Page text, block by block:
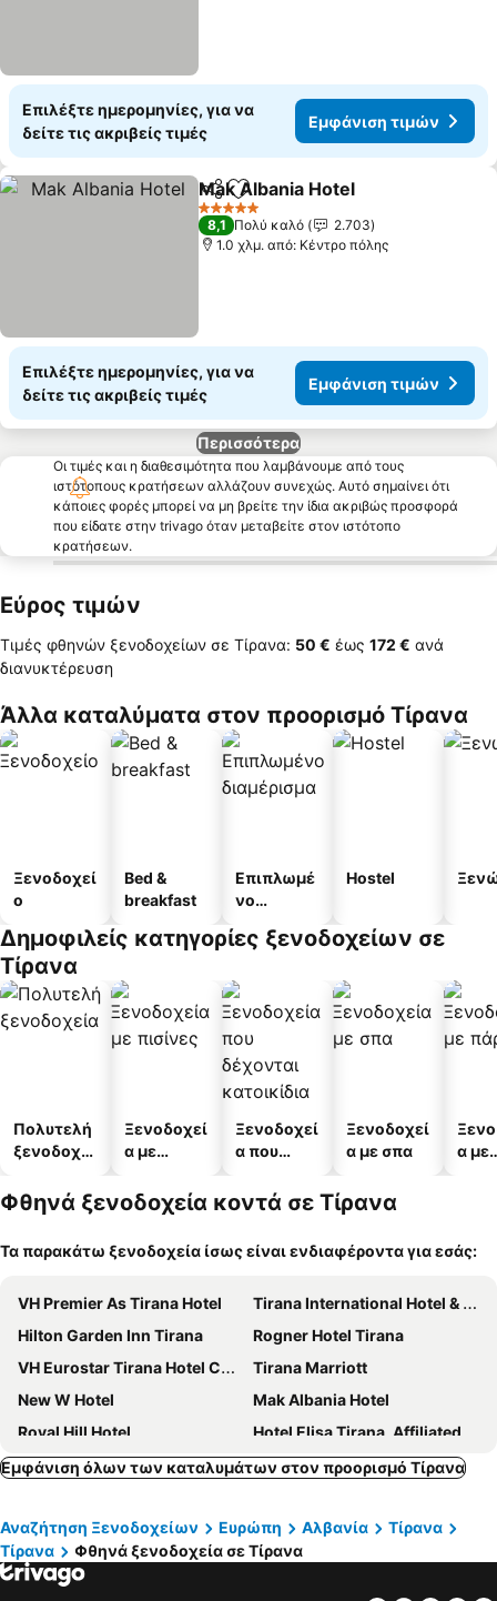
Επιλέξτε ημερομηνίες, για να
δείτε τις ακριβείς τιμές
Εμφάνιση τιμών
Κοινοποίηση
Προσθήκη στα αγαπημένα
Mak Albania Hotel
5 Αστέρια
8,1 Πολύ καλό
2.703
1.0 χλμ. από: Κέντρο πόλης
Επιλέξτε ημερομηνίες, για να
δείτε τις ακριβείς τιμές
Εμφάνιση τιμών
Περισσότερα
Οι τιμές και η διαθεσιμότητα που λαμβάνουμε από τους
ιστότοπους κρατήσεων αλλάζουν συνεχώς. Αυτό σημαίνει ότι
κάποιες φορές μπορεί να μη βρείτε την ίδια ακριβώς προσφορά
που είδατε στην trivago όταν μεταβείτε στον ιστότοπο
κρατήσεων.
Εύρος τιμών
Τιμές φθηνών ξενοδοχείων σε Τίρανα: ‎50 € έως ‎172 € ανά
διανυκτέρευση
Άλλα καταλύματα στον προορισμό Τίρανα
Ξενοδοχεί
ο
Bed &
breakfast
Επιπλωμέ
νο
α
Hostel
Δημοφιλείς κατηγορίες ξενοδοχείων σε
Τίρανα
Πολυτελή
ξενοδοχεί
Ξενοδοχεί
α με
Ξενοδοχεί
α που
κατοικίδι
Ξενοδοχεί
α με σπα
α με
Φθηνά ξενοδοχεία κοντά σε Τίρανα
Τα παρακάτω ξενοδοχεία ίσως είναι ενδιαφέροντα για εσάς:
VH Premier As Tirana Hotel
Tirana International Hotel & Conference Center
Hilton Garden Inn Tirana
Rogner Hotel Tirana
VH Eurostar Tirana Hotel Congress & Spa
Tirana Marriott
New W Hotel
Mak Albania Hotel
Royal Hill Hotel
Hotel Elisa Tirana, Affiliated by Meliá
Mercure Tirana
Eden Hotel
Maritim Hotel Plaza Tirana
Hotel Grand & Spa Tirana
Hotel Antigone
Artistic Tirana Blloku
Allure Boutique Hotel
Εμφάνιση όλων των καταλυμάτων στον προορισμό Τίρανα
Αναζήτηση Ξενοδοχείων Ευρώπη Αλβανία
Τίρανα
Τίρανα
Φθηνά ξενοδοχεία σε Τίρανα